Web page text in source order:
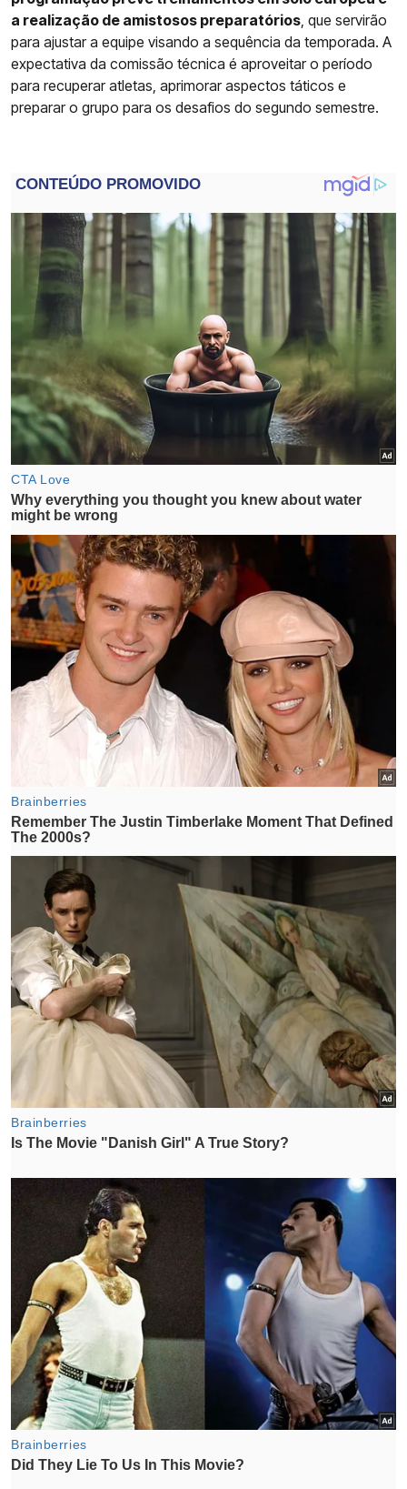
a realização de amistosos preparatórios , que servirão
para ajustar a equipe visando a sequência da temporada. A
expectativa da comissão técnica é aproveitar o período
para recuperar atletas, aprimorar aspectos táticos e
preparar o grupo para os desafios do segundo semestre.